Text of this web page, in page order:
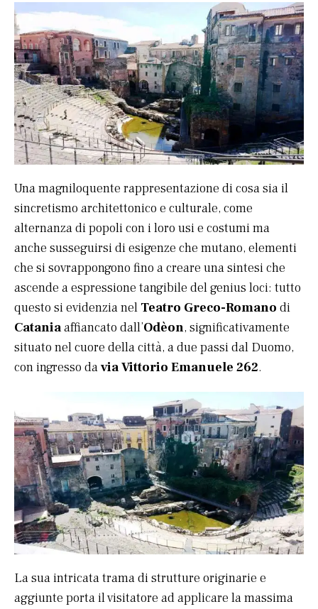
Una magniloquente rappresentazione di cosa sia il
sincretismo architettonico e culturale, come
alternanza di popoli con i loro usi e costumi ma
anche susseguirsi di esigenze che mutano, elementi
che si sovrappongono fino a creare una sintesi che
ascende a espressione tangibile del genius loci: tutto
questo si evidenzia nel Teatro Greco-Romano di
Cataniaaffiancato dall’Odèon, significativamente
situato nel cuore della città, a due passi dal Duomo,
con ingresso davia Vittorio Emanuele 262.
La sua intricata trama di strutture originarie e
aggiunte porta il visitatore ad applicare la massima